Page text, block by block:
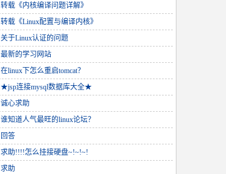
转载《内核编译问题详解》
转载《Linux配置与编译内核》
关于Linux认证的问题
最新的学习网站
在linux下怎么重启tomcat？
★jsp连接mysql数据库大全★
诚心求助
谁知道人气最旺的linux论坛？
回答
求助!!!!怎么挂接硬盘~!~!~!
求助